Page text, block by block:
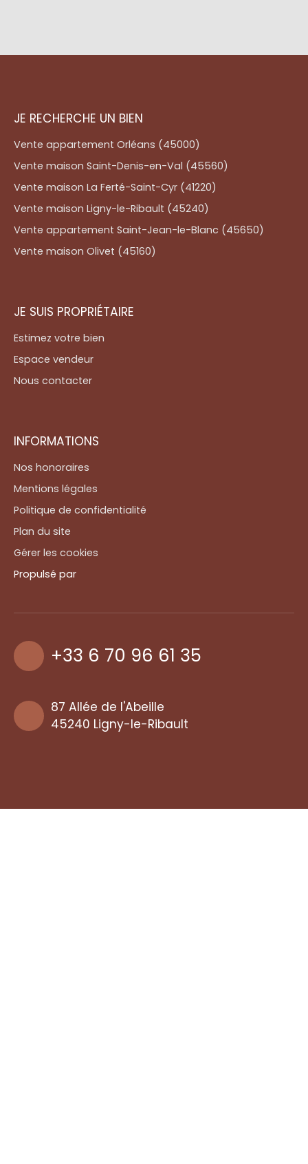
JE RECHERCHE UN BIEN
Vente appartement Orléans (45000)
Vente maison Saint-Denis-en-Val (45560)
Vente maison La Ferté-Saint-Cyr (41220)
Vente maison Ligny-le-Ribault (45240)
Vente appartement Saint-Jean-le-Blanc (45650)
Vente maison Olivet (45160)
JE SUIS PROPRIÉTAIRE
Estimez votre bien
Espace vendeur
Nous contacter
INFORMATIONS
Nos honoraires
Mentions légales
Politique de confidentialité
Plan du site
Gérer les cookies
Propulsé par
+33 6 70 96 61 35
87 Allée de l'Abeille
45240 Ligny-le-Ribault